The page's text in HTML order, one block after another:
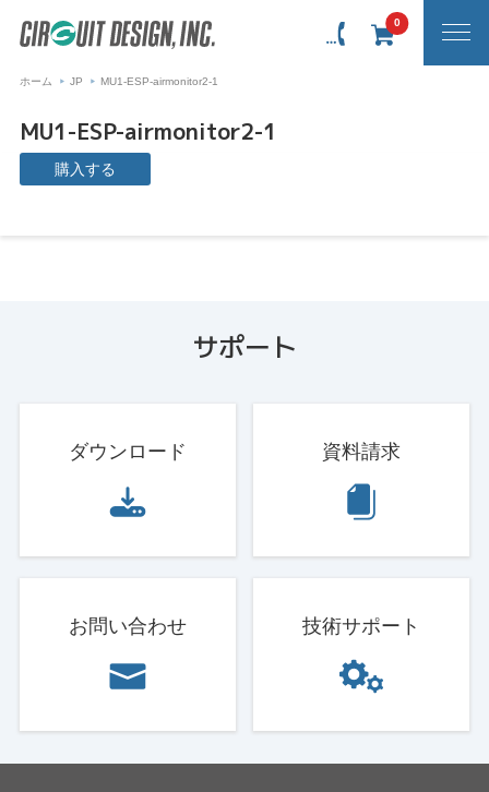
0
ホーム JP MU1-ESP-airmonitor2-1
MU1-ESP-airmonitor2-1
購入する
サポート
ダウンロード 資料請求
お問い合わせ 技術サポート